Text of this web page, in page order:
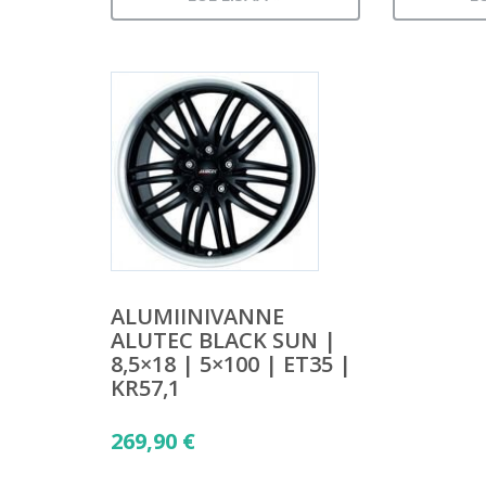
ALUMIINIVANNE
ALUTEC BLACK SUN |
8,5×18 | 5×100 | ET35 |
KR57,1
269,90 €